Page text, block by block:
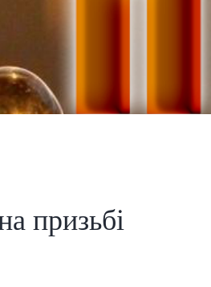
призьбі